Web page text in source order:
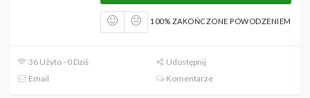
100% ZAKOŃCZONE POWODZENIEM
36 Użyto - 0 Dziś
Udostępnij
Email
Komentarze